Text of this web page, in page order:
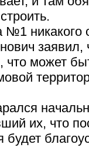
никакого
заявил,
что может
их, что
будет